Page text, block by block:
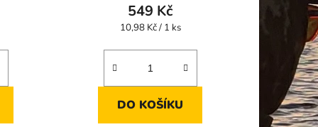
549 Kč
Měrná
10,98 Kč / 1 ks
DO KOŠÍKU